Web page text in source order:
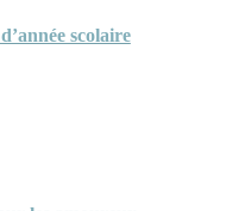
scolaire